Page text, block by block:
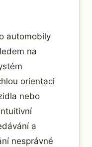
automobily
na
orientaci
nebo
a
nesprávné